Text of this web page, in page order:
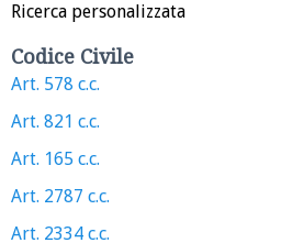
Ricerca personalizzata
Codice Civile
Art. 578 c.c.
Art. 821 c.c.
Art. 165 c.c.
Art. 2787 c.c.
Art. 2334 c.c.